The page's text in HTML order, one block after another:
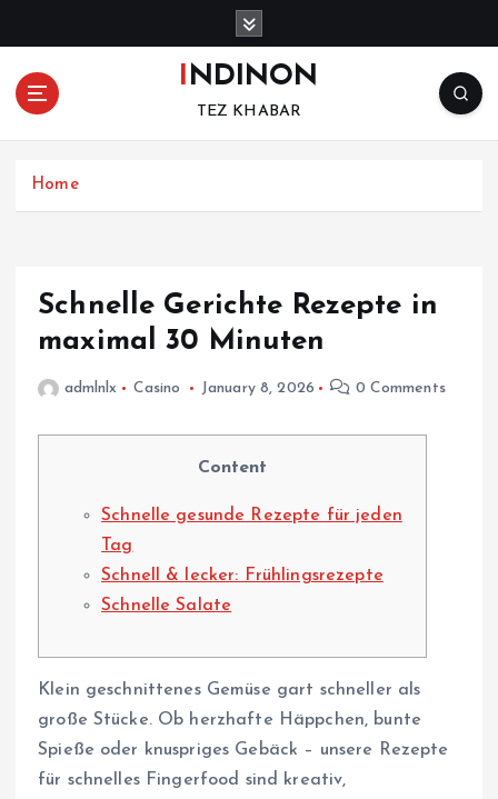
o
INDINON
TEZ KHABAR
Home
Schnelle Gerichte Rezepte in
maximal 30 Minuten
admlnlx Casino January 8, 2026 0 Comments
Content
Schnelle gesunde Rezepte für jeden
Tag
Schnell & lecker: Frühlingsrezepte
Schnelle Salate
Klein geschnittenes Gemüse gart schneller als
große Stücke. Ob herzhafte Häppchen, bunte
Spieße oder knuspriges Gebäck – unsere Rezepte
für schnelles Fingerfood sind kreativ,